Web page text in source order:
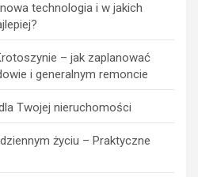
technologia i w jakich
– jak zaplanować
i generalnym remoncie
Twojej nieruchomości
życiu – Praktyczne